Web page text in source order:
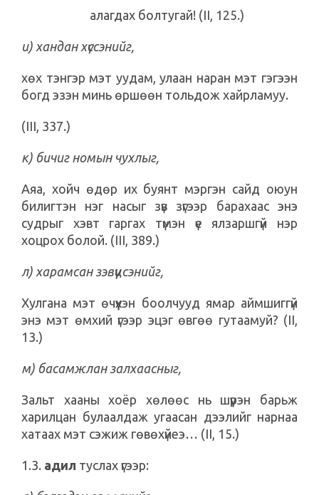
алагдах болтугай! (II, 125.)
и) хандан хүссэнийг,
хөх тэнгэр мэт уудам, улаан наран мэт гэгээн
богд эзэн минь өршөөн тольдож хайрламуу.
(III, 337.)
к) бичиг номын чухлыг,
Аяа, хойч өдөр их буянт мэргэн сайд оюун
билигтэн нэг насыг зүв зүгээр барахаас энэ
судрыг хэвт гаргах түмэн үе ялзаршгүй нэр
хоцрох болой. (III, 389.)
л) харамсан зэвүүцсэнийг,
Хулгана мэт өчүүхэн боолчууд ямар аймшиггүй
энэ мэт өмхий үгээр эцэг өвгөө гутаамуй? (II,
13.)
м) басамжлан залхаасныг,
Зальт хааны хоёр хөлөөс нь шүүрэн барьж
харилцан булаалдаж угаасан дээлийг нарнаа
хатаах мэт сэжиж гөвөхүйеэ… (II, 15.)
1.3. адил туслах үгээр: